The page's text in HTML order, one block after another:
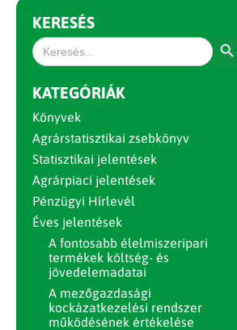
KERESÉS
Search
for:
KATEGÓRIÁK
Könyvek
Agrárstatisztikai zsebkönyv
Statisztikai jelentések
Agrárpiaci jelentések
Pénzügyi Hírlevél
Éves jelentések
A fontosabb élelmiszeripari
termékek költség- és
jövedelemadatai
A mezőgazdasági
kockázatkezelési rendszer
működésének értékelése